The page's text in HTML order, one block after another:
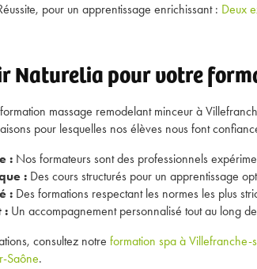
pour un apprentissage enrichissant : Deux
Naturelia pour votre
massage remodelant minceur à
pour lesquelles nos élèves nous font
: Nos formateurs sont des professionnels
: Des cours structurés pour un apprentissage
: Des formations respectant les normes les plus
: Un accompagnement personnalisé tout au long
consultez notre formation spa à Villefranche-
Saône.